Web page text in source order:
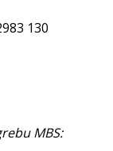
130
MBS: